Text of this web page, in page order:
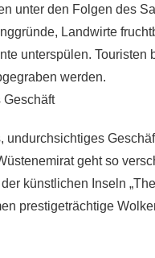
unter den Folgen des
Landwirte
unterspülen.
werden.
Geschäft
undurchsichtiges
geht so
künstlichen Inseln
prestigeträchtige